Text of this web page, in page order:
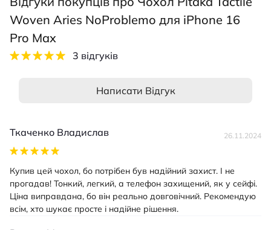
Woven Aries NoProblemo для iPhone 16
Pro Max
3 відгуків
Написати Відгук
Ткаченко Владислав 26.11.2024
Купив цей чохол, бо потрібен був надійний захист. І не
прогадав! Тонкий, легкий, а телефон захищений, як у сейфі.
Ціна виправдана, бо він реально довговічний. Рекомендую
всім, хто шукає просте і надійне рішення.